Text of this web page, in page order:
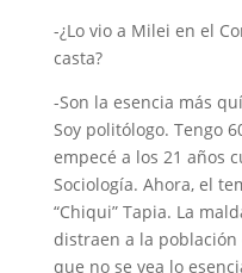
-¿Lo vio a Milei en el
casta?
-Son la esencia más
Soy politólogo. Tengo
empecé a los 21 años
Sociología. Ahora, el
“Chiqui” Tapia. La
distraen a la
que no se vea lo